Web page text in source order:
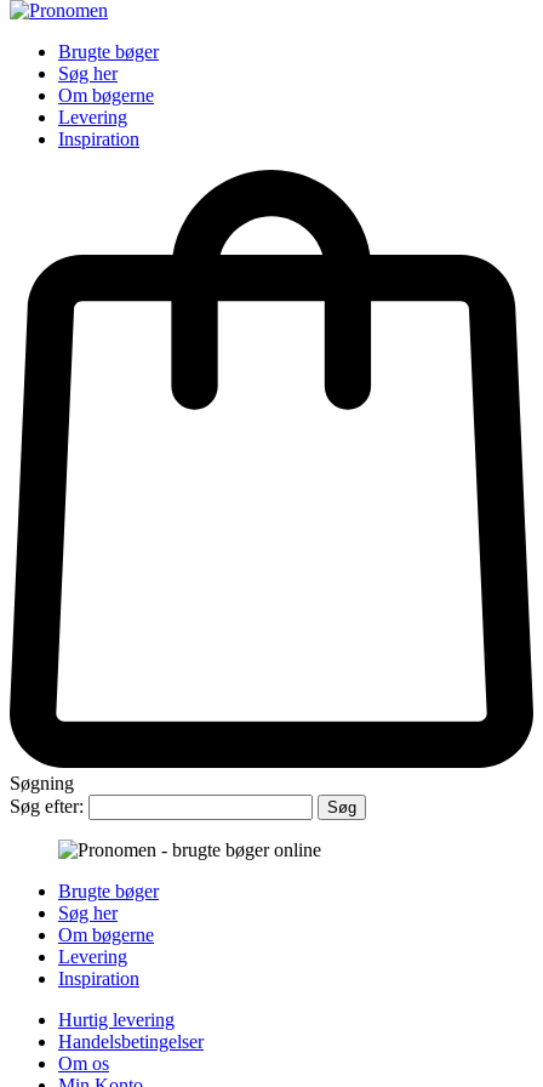
Brugte bøger
Søg her
Om bøgerne
Levering
Inspiration
Søgning
Søg efter:
Brugte bøger
Søg her
Om bøgerne
Levering
Inspiration
Hurtig levering
Handelsbetingelser
Om os